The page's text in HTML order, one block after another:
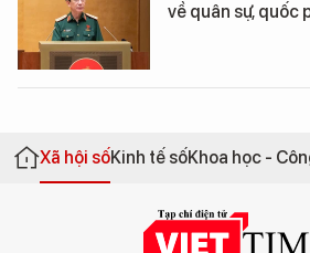
về quân sự, quốc
Xã hội sốKinh tế sốKhoa học -